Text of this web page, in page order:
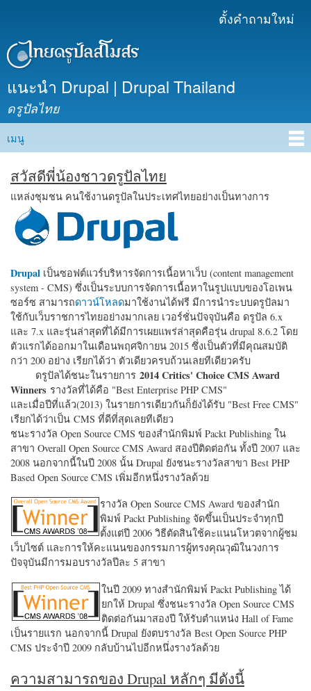
เนื้อหา
ตั้งคำถามใหม่
แนะนำ Drupal | Drupal Thailand
ดรูปัลไทย
Main menu
เมนู
สวัสดีพี่น้องชาวดรูปัลไทย
แหล่งชุมชน คนใช้งานดรูปัลในประเทศไทยอย่างเป็นทางการ
Drupal เป็นซอฟต์แวร์บริหารจัดการเนื้อหาเว็บ (content management
system - CMS) ซึ่งเป็นระบบการจัดการเนื้อหาในรูปแบบของโอเพน
ซอร์ซ สามารถดาวน์โหลดมาใช้งานได้ฟรี มีการนำระบบดรูปัลมา
ใช้กับเว็บราชการไทยอย่างมากเลย เวอร์ชั่นปัจจุบันคือ ดรูปัล 6.x
และ 7.x และรุ่นล่าสุดที่ได้มีการเผยแพร่ล่าสุดคือรุ่น drupal 8.6.2 โดย
ตัวแรกได้ออกมาในเดือนพฤศจิกายน 2015 ซึ่งเป็นตัวที่มีคุณสมบัติ
กว่า 200 อย่าง เรียกได้ว่า ตัวเดียวครบถ้วนเลยทีเดียวครับ
ดรูปัลได้ชนะในรายการ 2014 Critics' Choice CMS Award
Winners รางวัลที่ได้คือ "Best Enterprise PHP CMS"
และเมื่อปีที่แล้ว(2013) ในรายการเดียวกันก็ยังได้รับ "Best Free CMS"
เรียกได้ว่าเป็น CMS ที่ดีที่สุดเลยทีเดียว
ชนะรางวัล Open Source CMS ของสำนักพิมพ์ Packt Publishing ใน
สาขา Overall Open Source CMS Award สองปีติดต่อกัน ทั้งปี 2007 และ
2008 นอกจากนี้ในปี 2008 นั้น Drupal ยังชนะรางวัลสาขา Best PHP
Based Open Source CMS เพิ่มอีกหนึ่งรางวัลด้วย
รางวัล Open Source CMS Award ของสำนัก
พิมพ์ Packt Publishing จัดขึ้นเป็นประจำทุกปี
ตั้งแต่ปี 2006 วิธีตัดสินใช้คะแนนโหวตจากผู้ชม
เว็บไซต์ และการให้คะแนนของกรรมการผู้ทรงคุณวุฒิในวงการ
ปัจจุบันมีการมอบรางวัลปีละ 5 สาขา
ในปี 2009 ทางสำนักพิมพ์ Packt Publishing ได้
ยกให้ Drupal ซึ่งชนะรางวัล Open Source CMS
ติดต่อกันมาสองปี ให้รับตำแหน่ง Hall of Fame
เป็นรายแรก นอกจากนี้ Drupal ยังตบรางวัล Best Open Source PHP
CMS ประจำปี 2009 กลับบ้านไปอีกหนึ่งรางวัลด้วย
ความสามารถของ Drupal หลักๆ มีดังนี้